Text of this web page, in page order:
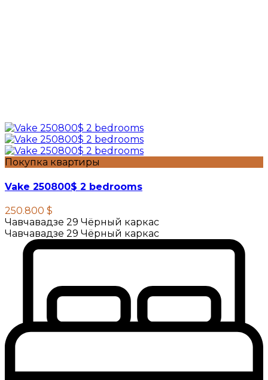
Покупка квартиры
Vake 250800$ 2 bedrooms
250.800 $
Чавчавадзе 29 Чёрный каркас
Чавчавадзе 29 Чёрный каркас